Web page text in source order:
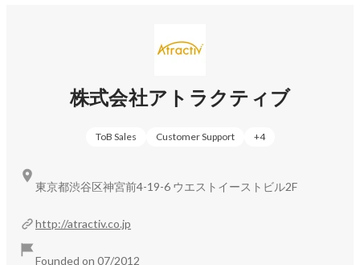
加藤 まり絵管理部 リーダー
株式会社アトラクティブ
ToB Sales Customer Support +4
http://atractiv.co.jp
Founded on 07/2012
東京都渋谷区神宮前4-19-6 ウエストイーストビル2F